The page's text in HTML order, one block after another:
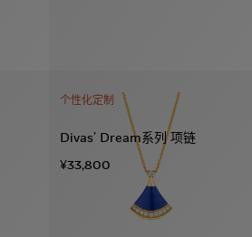
个性化定制
Divas’ Dream系列 项链
¥33,800